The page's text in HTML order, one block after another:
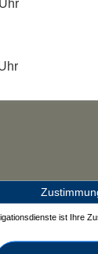
ist Ihre